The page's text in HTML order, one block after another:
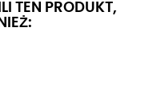
TEN PRODUKT,